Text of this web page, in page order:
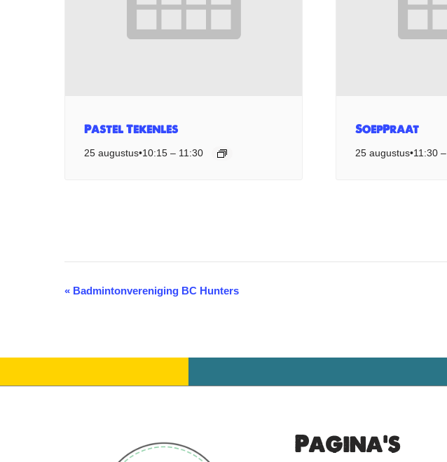
Pastel Tekenles
25 augustus•10:15 – 11:30
SoepPraat
25 augustus•11:30–
Evenement
« Badmintonvereniging BC Hunters
Pagina's